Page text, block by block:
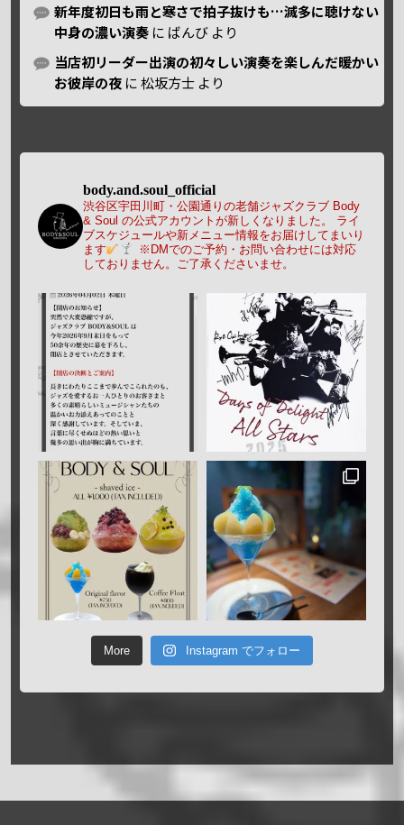
新年度初日も雨と寒さで拍子抜けも…滅多に聴けない
中身の濃い演奏 に ばんび より
当店初リーダー出演の初々しい演奏を楽しんだ暖かい
お彼岸の夜 に松坂方士 より
body.and.soul_official
渋谷区宇田川町・公園通りの老舗ジャズクラブ Body
& Soul の公式アカウントが新しくなりました。
ライ
ブスケジュールや新メニュー情報をお届けしてまいり
ます
※DMでのご予約・お問い合わせには対応
しておりません。ご了承くださいませ。
More Instagram でフォロー